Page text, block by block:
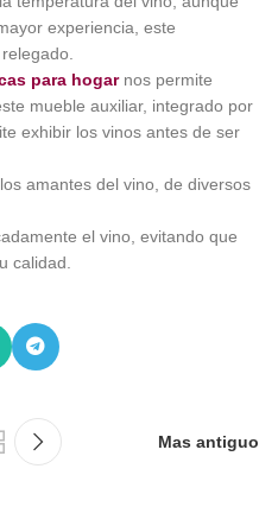
experiencia, este
para hogarnos permite
mueble auxiliar, integrado por
exhibir los vinos antes de ser
amantes del vino, de diversos
el vino, evitando que
calidad.
Mas antiguo